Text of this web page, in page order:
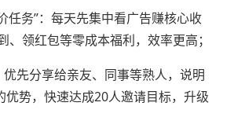
任务”：每天先集中看广告赚核心收
、领红包等零成本福利，效率更高；
先分享给亲友、同事等熟人，说明
优势，快速达成20人邀请目标，升级